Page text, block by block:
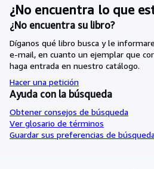
¿No encuentra lo que
¿No encuentra su libro?
Díganos qué libro busca y le
e-mail, en cuanto un ejemplar que
haga entrada en nuestro catálogo.
Hacer una petición
Ayuda con la búsqueda
Obtener consejos de búsqueda
Ver glosario de términos
Guardar sus preferencias de